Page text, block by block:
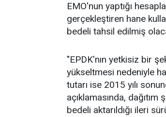
EMO'nun yaptığı
gerçekleştiren hane
bedeli tahsil edilmiş
"EPDK'nın yetkisiz bir
yükseltmesi nedeniyle
tutarı ise 2015 yılı
açıklamasında,
bedeli aktarıldığı ileri